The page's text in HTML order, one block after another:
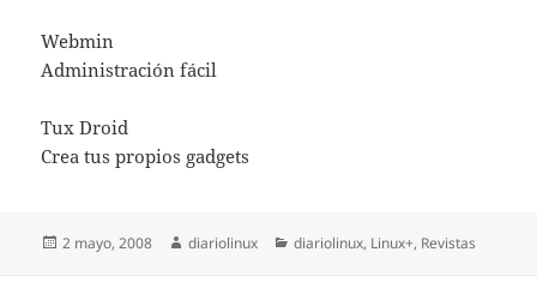
Webmin
Administración fácil
Tux Droid
Crea tus propios gadgets
Publicado
2 mayo, 2008 Autor
diariolinux Categorías
diariolinux, Linux+, Revistas